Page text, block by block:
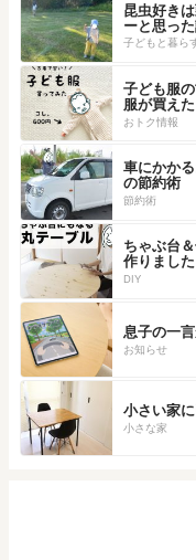
昆虫好き
ーと思っ
子どもと暮ら
子ども服
服が買えた
おトク情報
車にかか
の節約術
節約術
ちゃぶ台
作りました
DIY
息子の一
お知らせ
小さい家
小さな家